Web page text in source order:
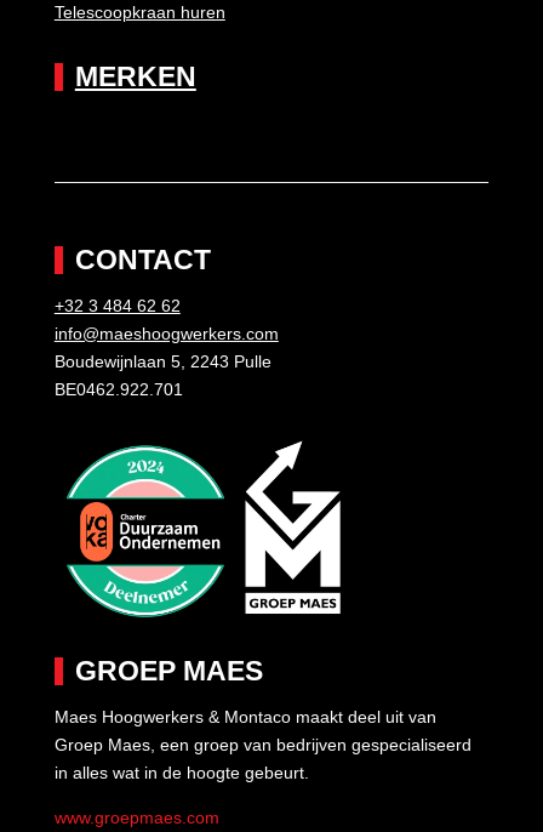
Telescoopkraan huren
MERKEN
CONTACT
+32 3 484 62 62
info@maeshoogwerkers.com
Boudewijnlaan 5, 2243 Pulle
BE0462.922.701
GROEP MAES
Maes Hoogwerkers & Montaco maakt deel uit van
Groep Maes, een groep van bedrijven gespecialiseerd
in alles wat in de hoogte gebeurt.
www.groepmaes.com